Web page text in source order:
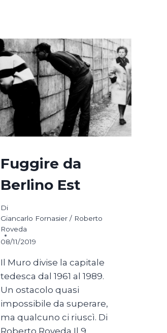
SARÀ
DONNA
Fuggire da
Berlino Est
Di
Giancarlo Fornasier / Roberto
Roveda
08/11/2019
Il Muro divise la capitale
tedesca dal 1961 al 1989.
Un ostacolo quasi
impossibile da superare,
ma qualcuno ci riuscì. Di